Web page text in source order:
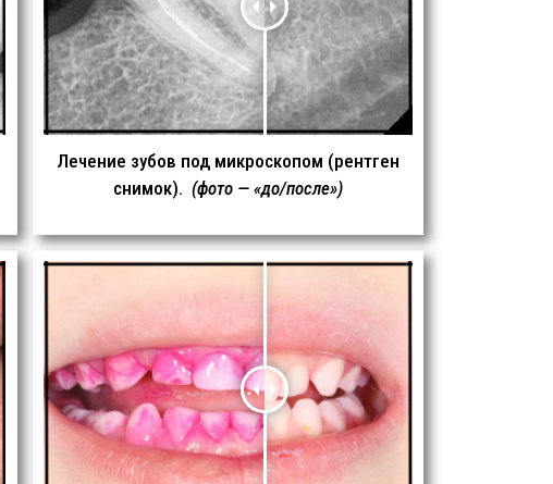
Лечение зубов под микроскопом (рентген
снимок). (фото — «до/после»)